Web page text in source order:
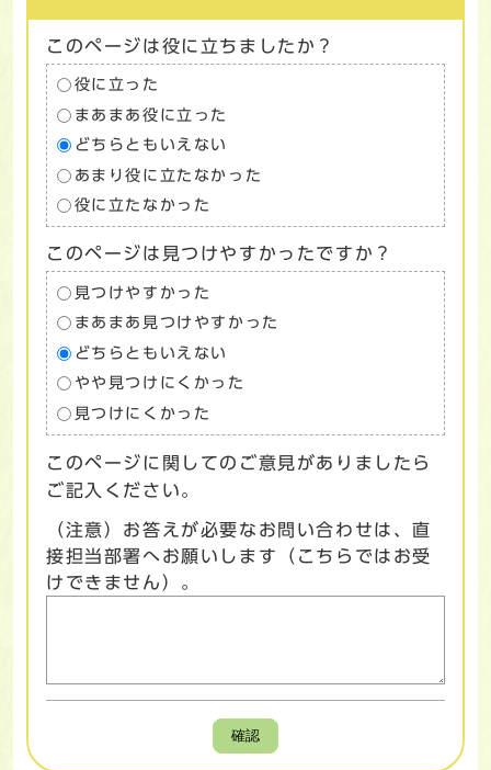
このページは役に立ちましたか？
役に立った
まあまあ役に立った
どちらともいえない
あまり役に立たなかった
役に立たなかった
このページは見つけやすかったですか？
見つけやすかった
まあまあ見つけやすかった
どちらともいえない
やや見つけにくかった
見つけにくかった
このページに関してのご意見がありましたら
ご記入ください。
（注意）お答えが必要なお問い合わせは、直
接担当部署へお願いします（こちらではお受
けできません）。
確認